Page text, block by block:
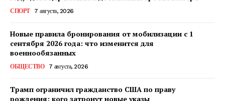
СПОРТ 7 августа, 2026
Новые правила бронирования от мобилизации с 1
сентября 2026 года: что изменится для
военнообязанных
ОБЩЕСТВО 7 августа, 2026
Трамп ограничил гражданство США по праву
рождения: кого затронут новые указы